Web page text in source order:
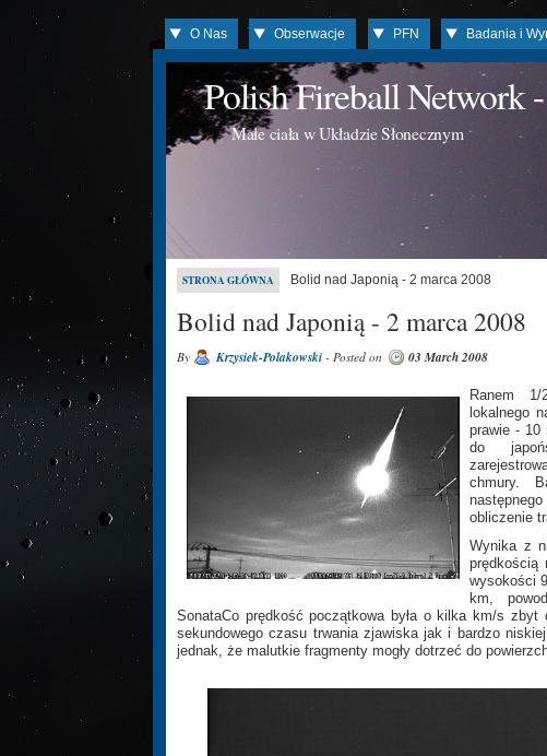
O Nas Obserwacje PFN Badania i
Polish Fireball Network
Małe ciała w Układzie Słonecznym
STRONA GŁÓWNA Bolid nad Japonią - 2 marca 2008
Bolid nad Japonią - 2 marca 2008
By Krzysiek-Polakowski - Posted on 03 March 2008
Ranem
lokalnego
prawie - 10
do
chmury.
obliczenie
Wynika z
prędkością
wysokości
km,
SonataCo prędkość początkowa była o kilka km/s
sekundowego czasu trwania zjawiska jak i bardzo
jednak, że malutkie fragmenty mogły dotrzeć do